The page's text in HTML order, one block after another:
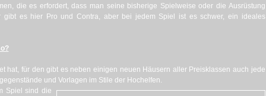
die es erfordert, dass man seine bisherige Spielweise oder die Ausrüstung
gibt es hier Pro und Contra, aber bei jedem Spiel ist es schwer, ein ideales
hat, für den gibt es neben einigen neuen Häusern aller Preisklassen auch jede
und Vorlagen im Stile der Hochelfen.
Spiel sind die